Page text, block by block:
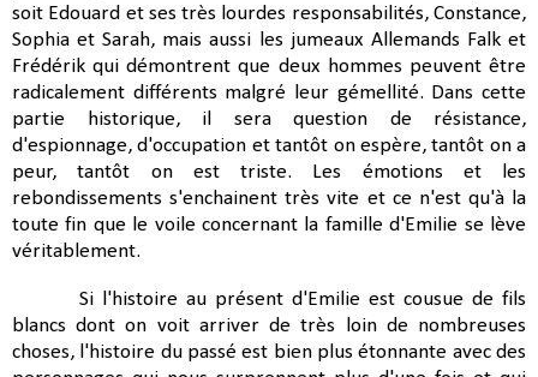
soit Edouard et ses très lourdes responsabilités, Constance,
Sophia et Sarah, mais aussi les jumeaux Allemands Falk et
Frédérik qui démontrent que deux hommes peuvent être
radicalement différents malgré leur gémellité. Dans cette
partie historique, il sera question de résistance,
d'espionnage, d'occupation et tantôt on espère, tantôt on a
peur, tantôt on est triste. Les émotions et les
rebondissements s'enchainent très vite et ce n'est qu'à la
toute fin que le voile concernant la famille d'Emilie se lève
véritablement.
Si l'histoire au présent d'Emilie est cousue de fils
blancs dont on voit arriver de très loin de nombreuses
choses, l'histoire du passé est bien plus étonnante avec des